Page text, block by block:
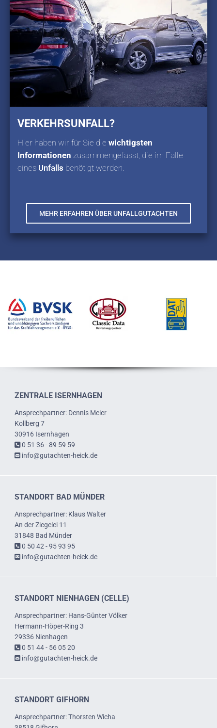
VERKEHRSUNFALL?
Hier haben wir für Sie die wichtigsten
Informationen zusammengefasst, die im Falle
eines Unfalls benötigt werden.
MEHR ERFAHREN ÜBER UNFALLGUTACHTEN
ZENTRALE ISERNHAGEN
Ansprechpartner: Dennis Meier
Kollberg 7
30916 Isernhagen
 0 51 36 - 89 59 59
 info@gutachten-heick.de
STANDORT BAD MÜNDER
Ansprechpartner: Klaus Walter
An der Ziegelei 11
31848 Bad Münder
 0 50 42 - 95 93 95
 info@gutachten-heick.de
STANDORT NIENHAGEN (CELLE)
Ansprechpartner: Hans-Günter Völker
Hermann-Höper-Ring 3
29336 Nienhagen
 0 51 44 - 56 05 20
 info@gutachten-heick.de
STANDORT GIFHORN
Ansprechpartner: Thorsten Wicha